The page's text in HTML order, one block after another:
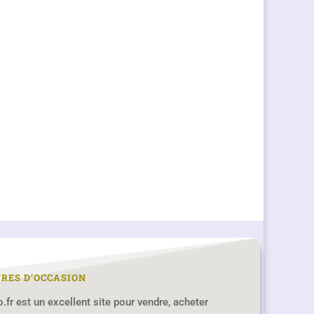
D’OCCASION
est un excellent site pour vendre, acheter